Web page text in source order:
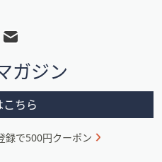
ガジン
ちら
録で500円クーポン